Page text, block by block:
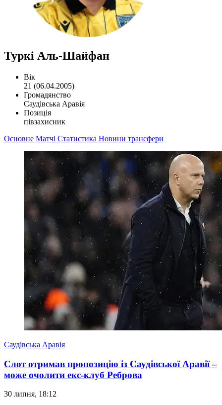
Туркі Аль-Шайфан
Вік
21 (06.04.2005)
Громадянство
Саудівська Аравія
Позиція
півзахисник
Основне Матчі Статистика Новини трансфери
Саудівська Аравія
Слот отримав пропозицію із Саудівської Аравії –
може очолити екс-клуб Реброва
30 липня, 18:12